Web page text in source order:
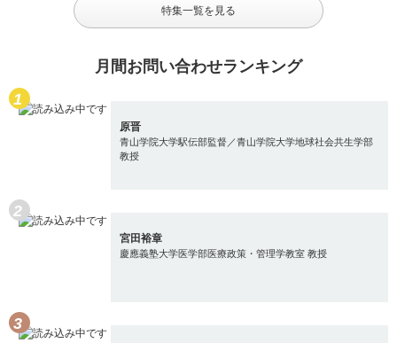
特集一覧を見る
月間お問い合わせランキング
原晋
青山学院大学駅伝部監督／青山学院大学地球社会共生学部
教授
宮田裕章
慶應義塾大学医学部医療政策・管理学教室 教授